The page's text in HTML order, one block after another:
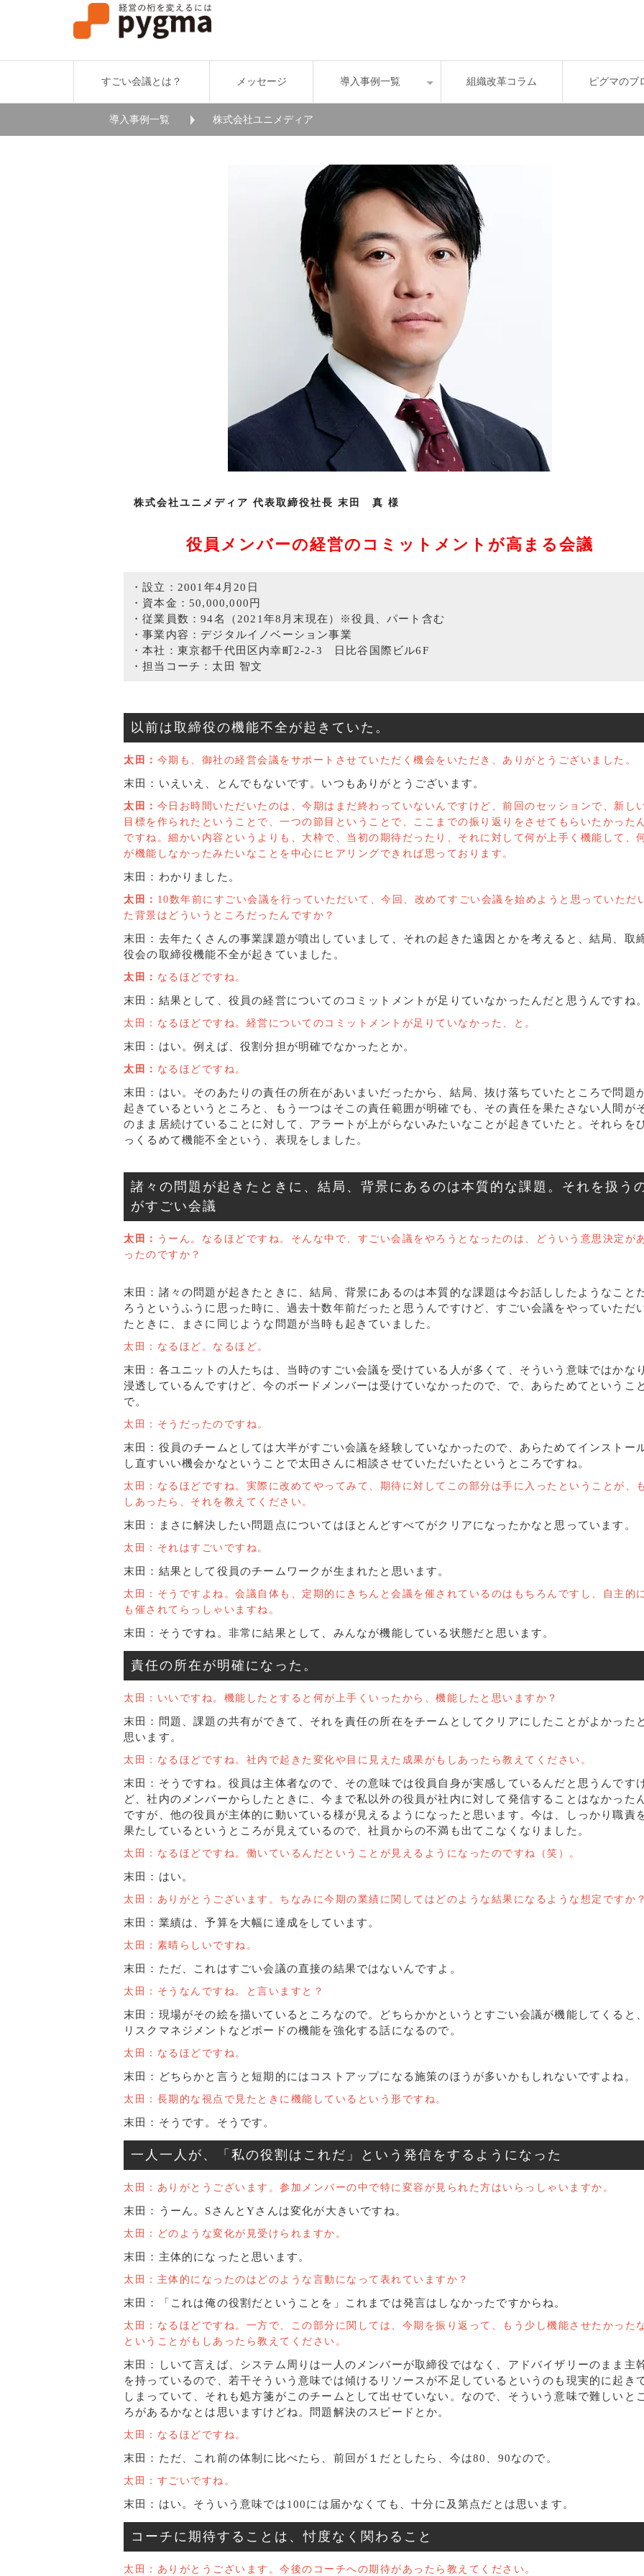
すごい会議とは？ メッセージ 導入事例一覧 組織改革コラム ピグマのブ
導入事例一覧 株式会社ユニメディア
株式会社ユニメディア 代表取締役社長 末田　真 様
役員メンバーの経営のコミットメントが高まる会議
・設立：2001年4月20日
・資本金：50,000,000円
・従業員数：94名（2021年8月末現在）※役員、パート含む
・事業内容：デジタルイノベーション事業
・本社：東京都千代田区内幸町2-2-3 日比谷国際ビル6F
・担当コーチ：太田 智文
以前は取締役の機能不全が起きていた。
太田： 今期も、御社の経営会議をサポートさせていただく機会をいただき、ありがとうございました。
末田：いえいえ、とんでもないです。いつもありがとうございます。
太田： 今日お時間いただいたのは、今期はまだ終わっていないんですけど、前回のセッションで、新し
目標を作られたということで、一つの節目ということで、ここまでの振り返りをさせてもらいたかった
ですね。細かい内容というよりも、大枠で、当初の期待だったり、それに対して何が上手く機能して、
が機能しなかったみたいなことを中心にヒアリングできれば思っております。
末田：わかりました。
太田： 10数年前にすごい会議を行っていただいて、今回、改めてすごい会議を始めようと思っていただ
た背景はどういうところだったんですか？
末田：去年たくさんの事業課題が噴出していまして、それの起きた遠因とかを考えると、結局、取
役会の取締役機能不全が起きていました。
太田： なるほどですね。
末田：結果として、役員の経営についてのコミットメントが足りていなかったんだと思うんですね。
太田：なるほどですね。経営についてのコミットメントが足りていなかった、と。
末田：はい。例えば、役割分担が明確でなかったとか。
太田： なるほどですね。
末田：はい。そのあたりの責任の所在があいまいだったから、結局、抜け落ちていたところで問題
起きているというところと、もう一つはそこの責任範囲が明確でも、その責任を果たさない人間が
のまま居続けていることに対して、アラートが上がらないみたいなことが起きていたと。それらを
っくるめて機能不全という、表現をしました。
諸々の問題が起きたときに、結局、背景にあるのは本質的な課題。それを扱う
がすごい会議
太田： うーん。なるほどですね。そんな中で、すごい会議をやろうとなったのは、どういう意思決定が
ったのですか？
末田：諸々の問題が起きたときに、結局、背景にあるのは本質的な課題は今お話ししたようなこと
ろうというふうに思った時に、過去十数年前だったと思うんですけど、すごい会議をやっていただ
たときに、まさに同じような問題が当時も起きていました。
太田：なるほど。なるほど。
末田：各ユニットの人たちは、当時のすごい会議を受けている人が多くて、そういう意味ではかなり
浸透しているんですけど、今のボードメンバーは受けていなかったので、で、あらためてということ
で。
太田：そうだったのですね。
末田：役員のチームとしては大半がすごい会議を経験していなかったので、あらためてインストー
し直すいい機会かなということで太田さんに相談させていただいたというところですね。
太田：なるほどですね。実際に改めてやってみて、期待に対してこの部分は手に入ったということが、も
しあったら、それを教えてください。
末田：まさに解決したい問題点についてはほとんどすべてがクリアになったかなと思っています。
太田：それはすごいですね。
末田：結果として役員のチームワークが生まれたと思います。
太田：そうですよね。会議自体も、定期的にきちんと会議を催されているのはもちろんですし、自主的
も催されてらっしゃいますね。
末田：そうですね。非常に結果として、みんなが機能している状態だと思います。
責任の所在が明確になった。
太田：いいですね。機能したとすると何が上手くいったから、機能したと思いますか？
末田：問題、課題の共有ができて、それを責任の所在をチームとしてクリアにしたことがよかったと
思います。
太田：なるほどですね。社内で起きた変化や目に見えた成果がもしあったら教えてください。
末田：そうですね。役員は主体者なので、その意味では役員自身が実感しているんだと思うんです
ど、社内のメンバーからしたときに、今まで私以外の役員が社内に対して発信することはなかった
ですが、他の役員が主体的に動いている様が見えるようになったと思います。今は、しっかり職責
果たしているというところが見えているので、社員からの不満も出てこなくなりました。
太田：なるほどですね。働いているんだということが見えるようになったのですね（笑）。
末田：はい。
太田：ありがとうございます。ちなみに今期の業績に関してはどのような結果になるような想定ですか？
末田：業績は、予算を大幅に達成をしています。
太田：素晴らしいですね。
末田：ただ、これはすごい会議の直接の結果ではないんですよ。
太田：そうなんですね。と言いますと？
末田：現場がその絵を描いているところなので。どちらかかというとすごい会議が機能してくると、
リスクマネジメントなどボードの機能を強化する話になるので。
太田：なるほどですね。
末田：どちらかと言うと短期的にはコストアップになる施策のほうが多いかもしれないですよね。
太田：長期的な視点で見たときに機能しているという形ですね。
末田：そうです。そうです。
一人一人が、「私の役割はこれだ」という発信をするようになった
太田：ありがとうございます。参加メンバーの中で特に変容が見られた方はいらっしゃいますか。
末田：うーん。SさんとYさんは変化が大きいですね。
太田：どのような変化が見受けられますか。
末田：主体的になったと思います。
太田：主体的になったのはどのような言動になって表れていますか？
末田：「これは俺の役割だということを」これまでは発言はしなかったですからね。
太田：なるほどですね。一方で、この部分に関しては、今期を振り返って、もう少し機能させたかった
ということがもしあったら教えてください。
末田：しいて言えば、システム周りは一人のメンバーが取締役ではなく、アドバイザリーのまま主
を持っているので、若干そういう意味では傾けるリソースが不足しているというのも現実的に起き
しまっていて、それも処方箋がこのチームとして出せていない。なので、そういう意味で難しいとこ
ろがあるかなとは思いますけどね。問題解決のスピードとか。
太田：なるほどですね。
末田：ただ、これ前の体制に比べたら、前回が１だとしたら、今は80、90なので。
太田：すごいですね。
末田：はい。そういう意味では100には届かなくても、十分に及第点だとは思います。
コーチに期待することは、忖度なく関わること
太田：ありがとうございます。今後のコーチへの期待があったら教えてください。